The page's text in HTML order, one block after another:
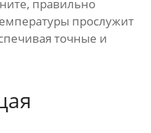
правильно
прослужит
точные и